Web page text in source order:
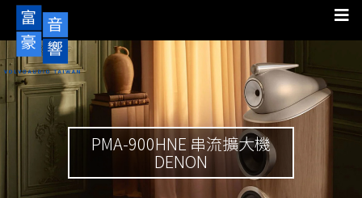
PMA-900HNE 串流擴大機
DENON